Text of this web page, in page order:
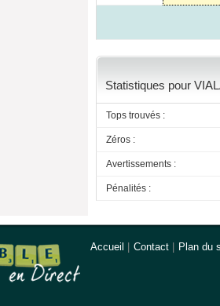
Statistiques pour
Tops trouvés :
Zéros :
Avertissements :
Pénalités :
Accueil Contact Plan du